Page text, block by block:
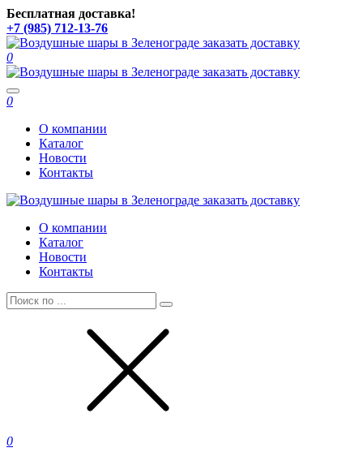
Бесплатная доставка!
+7 (985) 712-13-76
0
Toggle
navigation
0
О компании
Каталог
Новости
Контакты
О компании
Каталог
Новости
Контакты
0